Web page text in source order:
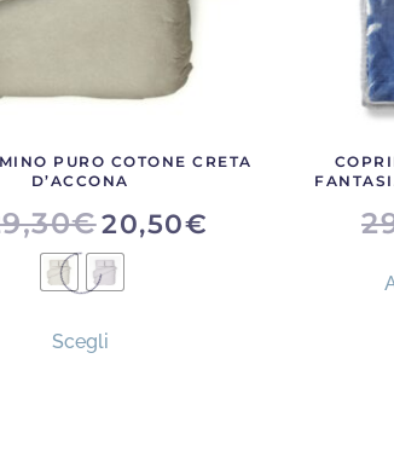
PURO COTONE CRETA
D’ACCONA
€20,50€
Scegliprodotto